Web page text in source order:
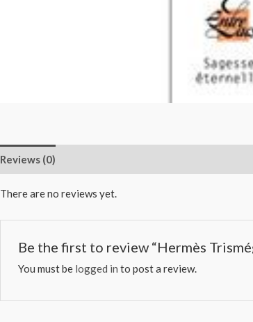
Reviews (0)
There are no reviews yet.
Be the first to review “Hermès
You must be logged in to post a review.